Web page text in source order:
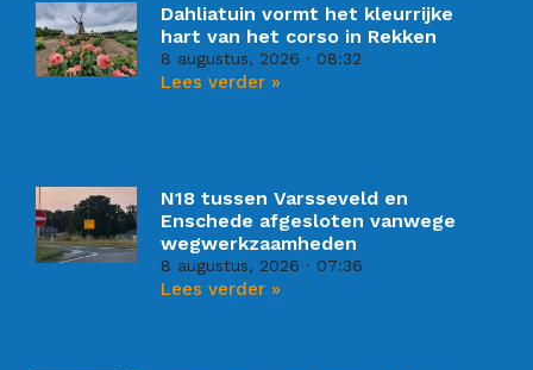
Dahliatuin vormt het kleurrijke
hart van het corso in Rekken
8 augustus, 2026 08:32
Lees verder »
N18 tussen Varsseveld en
Enschede afgesloten vanwege
wegwerkzaamheden
8 augustus, 2026 07:36
Lees verder »